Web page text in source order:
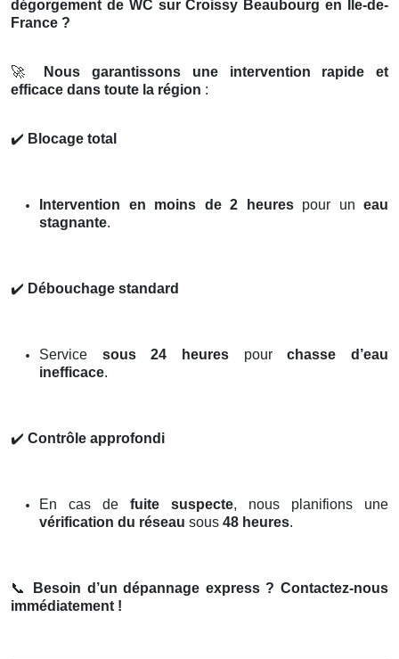
dégorgement de WC sur Croissy Beaubourg en Île-de-
France ?
🚀
Nous garantissons une intervention rapide et
efficace dans toute la région :
✔️ Blocage total
Intervention en moins de 2 heurespour un eau
stagnante.
✔️ Débouchage standard
Service sous 24 heures pourchasse d’eau
inefficace.
✔️ Contrôle approfondi
En cas de fuite suspecte, nous planifions une
vérification du réseau sous 48 heures.
📞
Besoin d’un dépannage express ? Contactez-nous
immédiatement !